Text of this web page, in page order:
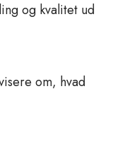
og kvalitet ud
om, hvad